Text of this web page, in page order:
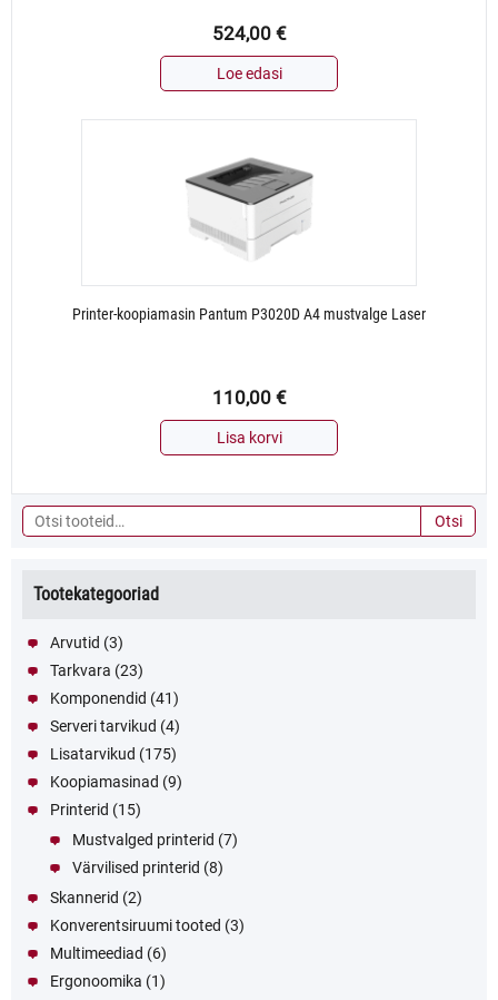
524,00 €
Loe edasi
Printer-koopiamasin Pantum P3020D A4 mustvalge Laser
110,00 €
Lisa korvi
Otsi: Otsi
Tootekategooriad
Arvutid (3)
Tarkvara (23)
Komponendid (41)
Serveri tarvikud (4)
Lisatarvikud (175)
Koopiamasinad (9)
Printerid (15)
Mustvalged printerid (7)
Värvilised printerid (8)
Skannerid (2)
Konverentsiruumi tooted (3)
Multimeediad (6)
Ergonoomika (1)